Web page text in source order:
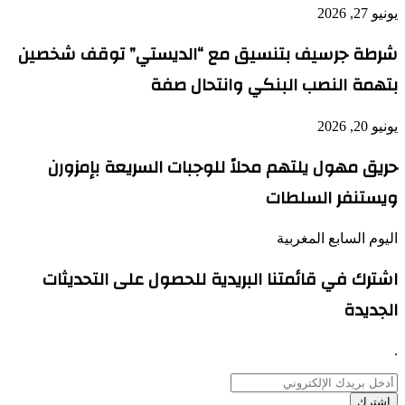
يونيو 27, 2026
شرطة جرسيف بتنسيق مع “الديستي” توقف شخصين
بتهمة النصب البنكي وانتحال صفة
يونيو 20, 2026
حريق مهول يلتهم محلاً للوجبات السريعة بإمزورن
ويستنفر السلطات
اليوم السابع المغربية
اشترك في قائمتنا البريدية للحصول على التحديثات
الجديدة
.
أدخل
بريدك